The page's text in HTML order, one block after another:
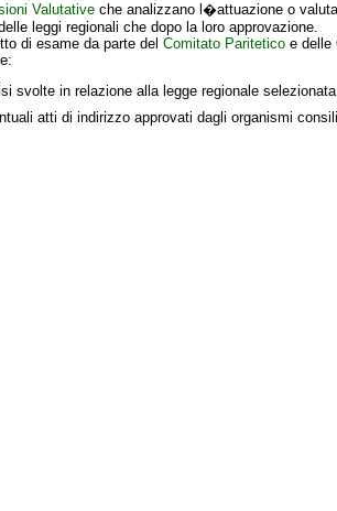
Valutative che analizzano l�attuazione o
leggi regionali che dopo la loro approvazione.
di esame da parte del Comitato Paritetico e delle
svolte in relazione alla legge regionale selezionata
atti di indirizzo approvati dagli organismi